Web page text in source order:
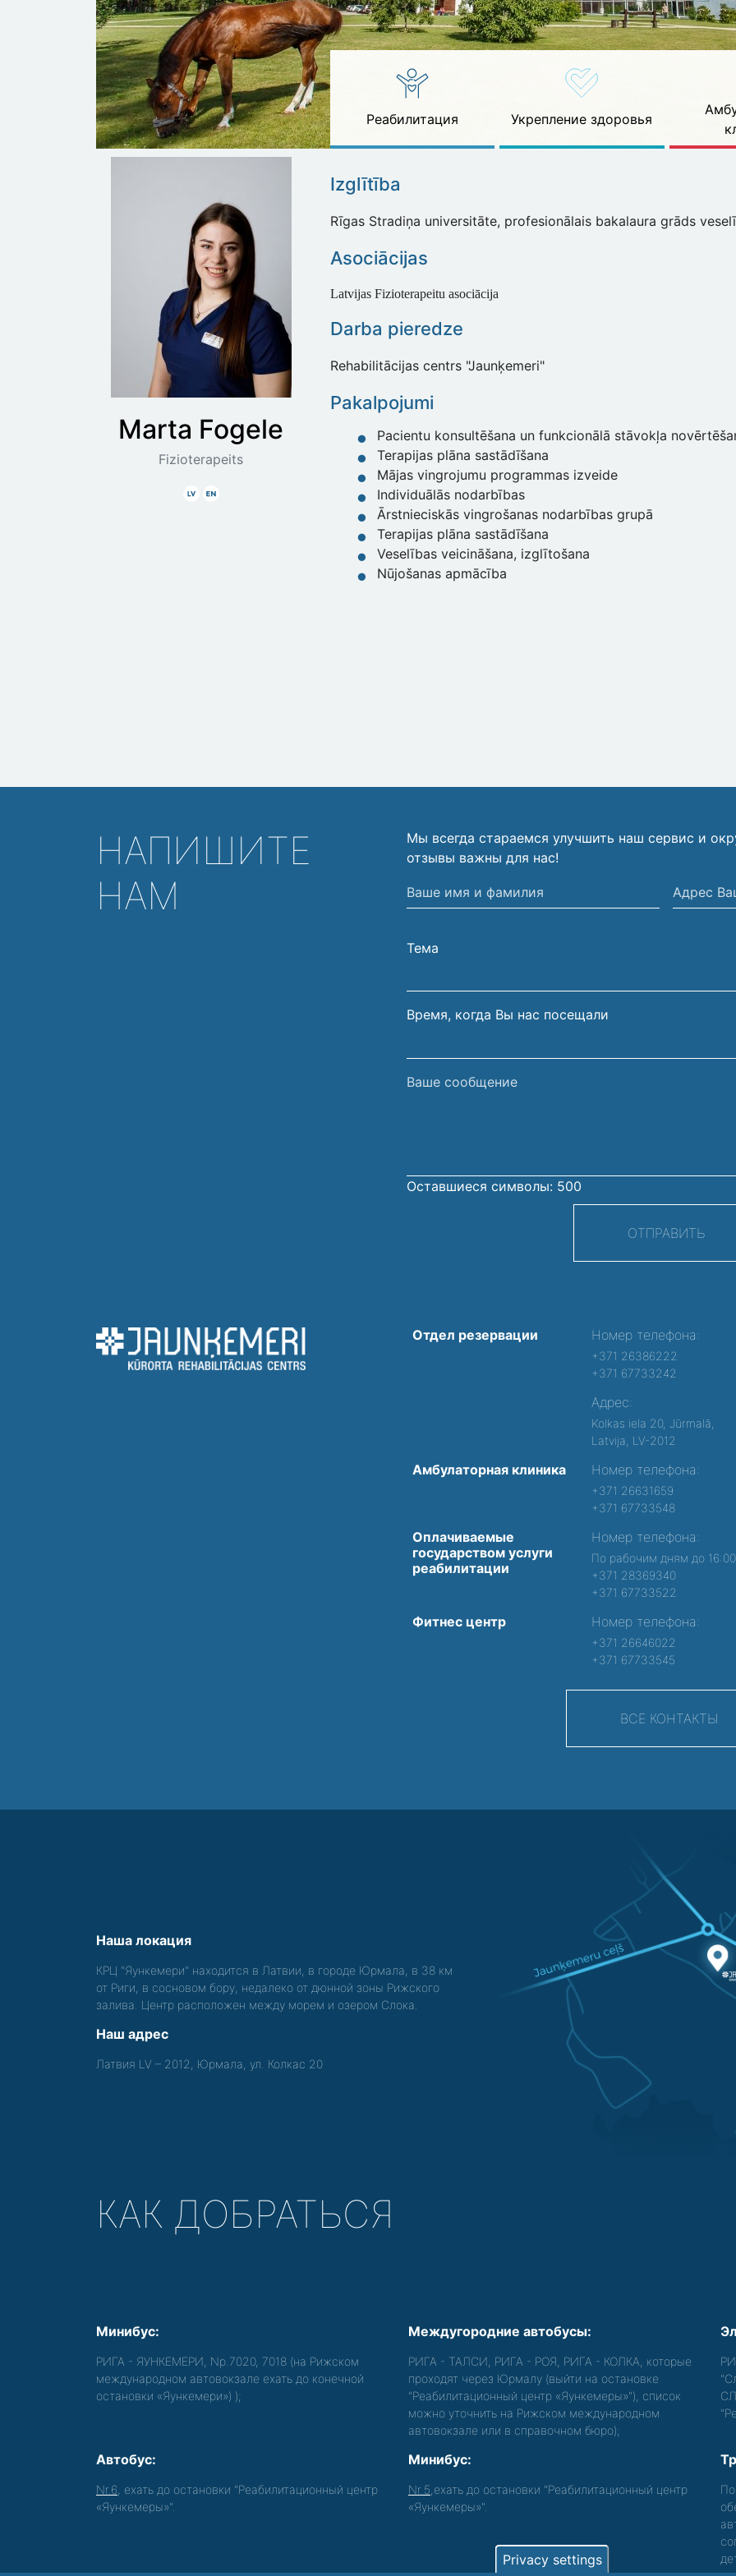
Реабилитация Укрепление здоровья
Marta Fogele
Fizioterapeits
LatviskiAngliski
Izglītība
Rīgas Stradiņa universitāte, profesionālais bakalaura grāds
Asociācijas
Latvijas Fizioterapeitu asociācija
Darba pieredze
Rehabilitācijas centrs "Jaunķemeri"
Pakalpojumi
Pacientu konsultēšana un funkcionālā stāvokļa
Terapijas plāna sastādīšana
Mājas vingrojumu programmas izveide
Individuālās nodarbības
Ārstnieciskās vingrošanas nodarbības grupā
Terapijas plāna sastādīšana
Veselības veicināšana, izglītošana
Nūjošanas apmācība
НАПИШИТЕ
НАМ
Мы всегда стараемся улучшить наш сервис и
отзывы важны для нас!
Ваше
имя
фамилия
Адрес
Вашей
Тема
Время, когда Вы нас посещали
Ваше
Оставшиеся символы: 500
ОТПРАВИТЬ
Отдел резервации Номер телефона:
+371 26386222
+371 67733242
Адрес:
Kolkas iela 20, Jūrmalā,
Latvija, LV-2012
Амбулаторная клиника Номер телефона:
+371 26631659
+371 67733548
Оплачиваемые
государством услуги
реабилитации
Номер телефона:
По рабочим дням до 16:00
+371 28369340
+371 67733522
Фитнес центр Номер телефона:
+371 26646022
+371 67733545
ВСЕ КОНТАКТЫ
Наша локация
КРЦ "Яункемери" находится в Латвии, в городе Юрмала, в 38 км
от Риги, в сосновом бору, недалеко от дюнной зоны Рижского
залива. Центр расположен между морем и озером Слока.
Наш адрес
Латвия LV – 2012, Юрмала, ул. Колкас 20
КАК ДОБРАТЬСЯ
Минибус:
РИГА - ЯУНКЕМЕРИ, Nр.7020, 7018 (на Рижском
международном автовокзале ехать до конечной
остановки «Яункемери») );
Междугородние автобусы:
РИГА - ТАЛСИ, РИГА - РОЯ, РИГА - КОЛКА, которые
проходят через Юрмалу (выйти на остановке
"Реабилитационный центр «Яункемеры»"), список
можно уточнить на Рижском международном
автовокзале или в справочном бюро);
Автобус:
Nr.6 , ехать до остановки "Реабилитационный центр
«Яункемеры»".
Минибус:
Nr.5 ,ехать до остановки "Реабилитационный центр
«Яункемеры»".
Privacy settings